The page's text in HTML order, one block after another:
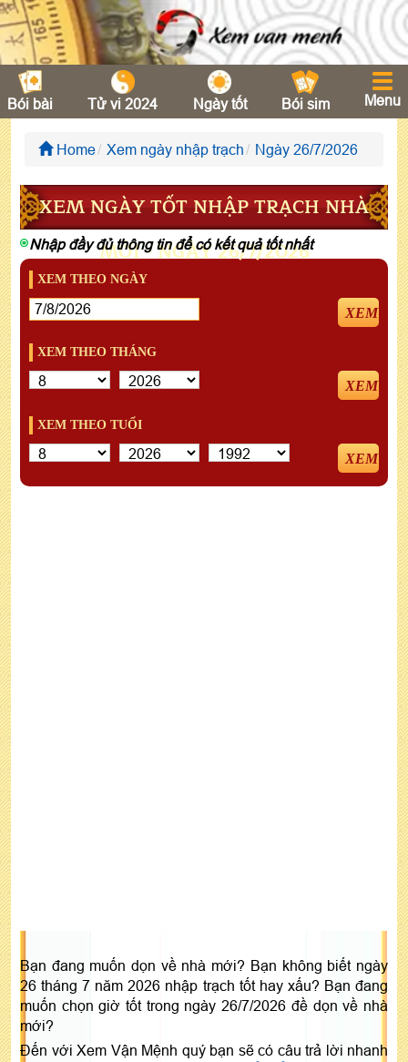
Bói bài Tử vi 2024 Ngày tốt Bói sim Menu
Home Xem ngày nhập trạch Ngày 26/7/2026
XEM NGÀY TỐT NHẬP TRẠCH NHÀ
MỚI - NGÀY 26/7/2026
Nhập đầy đủ thông tin để có kết quả tốt nhất
XEM THEO NGÀY
XEM
XEM THEO THÁNG
XEM
XEM THEO TUỔI
XEM
Bạn đang muốn dọn về nhà mới? Bạn không biết ngày
26 tháng 7 năm 2026 nhập trạch tốt hay xấu? Bạn đang
muốn chọn giờ tốt trong ngày 26/7/2026 đề dọn về nhà
mới?
Đến với Xem Vận Mệnh quý bạn sẽ có câu trả lời nhanh